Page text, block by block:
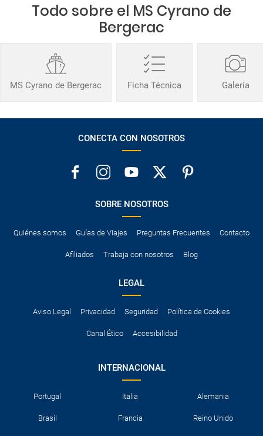
Todo sobre el MS Cyrano de
Bergerac
MS Cyrano de Bergerac Ficha Técnica Galería
CONECTA CON NOSOTROS
SOBRE NOSOTROS
Quiénes somos Guías de Viajes Preguntas Frecuentes Contacto
Afiliados Trabaja con nosotros Blog
LEGAL
Aviso Legal Privacidad Seguridad Política de Cookies
Canal Ético Accesibilidad
INTERNACIONAL
Portugal Italia Alemania
Brasil Francia Reino Unido